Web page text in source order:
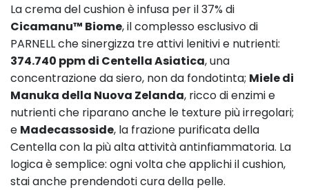
La crema del cushion è infusa per il 37% di
Cicamanu™ Biome, il complesso esclusivo di
PARNELL che sinergizza tre attivi lenitivi e nutrienti:
374.740 ppm di Centella Asiatica, una
concentrazione da siero, non da fondotinta; Miele di
Manuka della Nuova Zelanda, ricco di enzimi e
nutrienti che riparano anche le texture più irregolari;
e Madecassoside, la frazione purificata della
Centella con la più alta attività antinfiammatoria. La
logica è semplice: ogni volta che applichi il cushion,
stai anche prendendoti cura della pelle.